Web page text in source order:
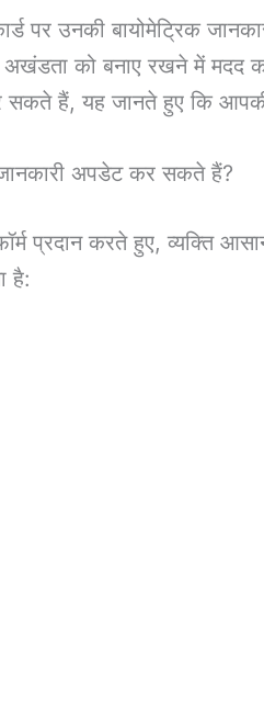
पर उनकी बायोमेट्रिक
अखंडता को बनाए रखने में
सकते हैं, यह जानते हुए कि
अपडेट कर सकते हैं?
प्रदान करते हुए, व्यक्ति
है: